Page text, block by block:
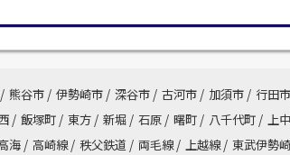
/ 熊谷市 / 伊勢崎市 / 深谷市 / 古河市 / 加須市 / 行田市
/ 飯塚町 / 東方 / 新堀 / 石原 / 曙町 / 八千代町 / 上
海 / 高崎線 / 秩父鉄道 / 両毛線 / 上越線 / 東武伊勢